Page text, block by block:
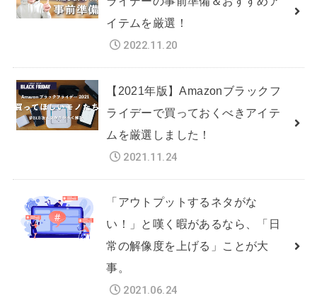
イテムを厳選！
2022.11.20
【2021年版】Amazonブラックフ
ライデーで買っておくべきアイテ
ムを厳選しました！
2021.11.24
「アウトプットするネタがな
い！」と嘆く暇があるなら、「日
常の解像度を上げる」ことが大
事。
2021.06.24